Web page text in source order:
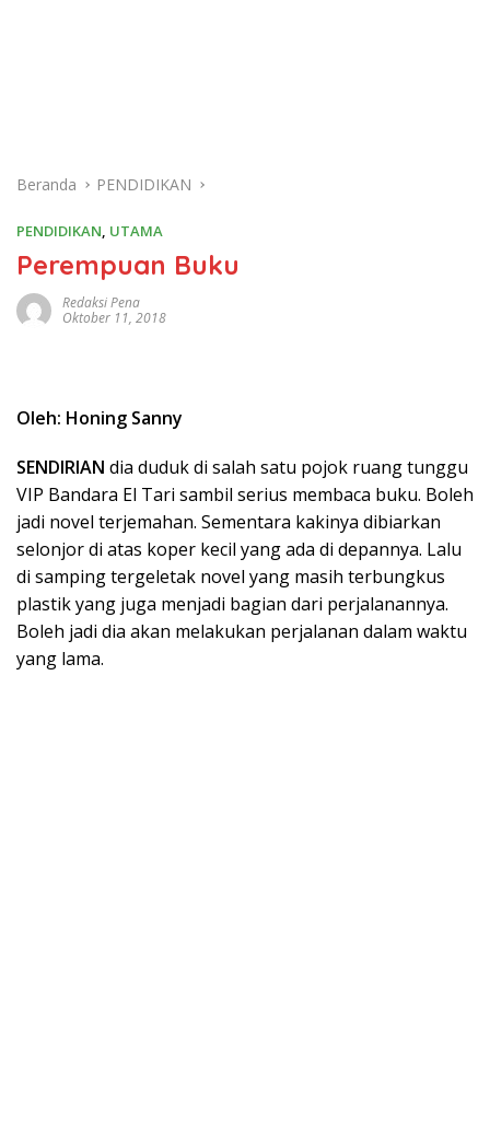
Beranda PENDIDIKAN
PENDIDIKAN, UTAMA
Perempuan Buku
Redaksi Pena
Oktober 11, 2018
Oleh: Honing Sanny
SENDIRIAN dia duduk di salah satu pojok ruang tunggu
VIP Bandara El Tari sambil serius membaca buku. Boleh
jadi novel terjemahan. Sementara kakinya dibiarkan
selonjor di atas koper kecil yang ada di depannya. Lalu
di samping tergeletak novel yang masih terbungkus
plastik yang juga menjadi bagian dari perjalanannya.
Boleh jadi dia akan melakukan perjalanan dalam waktu
yang lama.